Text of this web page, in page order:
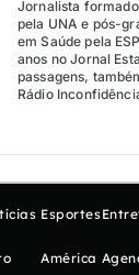
Jornalista
pela UNA e pós-
em Saúde pela
anos no Jornal
passagens,
Rádio
Esportes
América